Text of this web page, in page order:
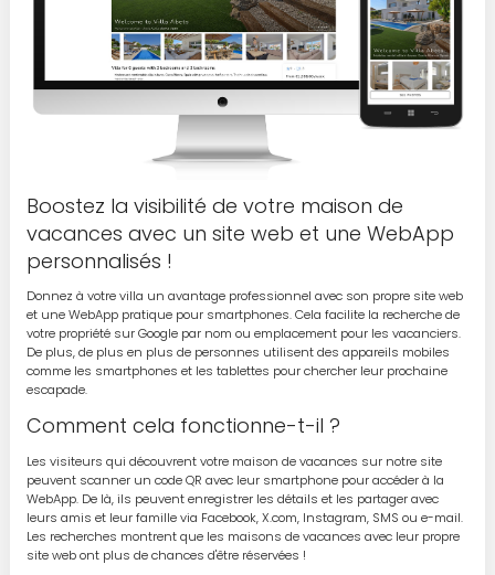
Boostez la visibilité de votre maison de
vacances avec un site web et une WebApp
personnalisés !
Donnez à votre villa un avantage professionnel avec son propre site web
et une WebApp pratique pour smartphones. Cela facilite la recherche de
votre propriété sur Google par nom ou emplacement pour les vacanciers.
De plus, de plus en plus de personnes utilisent des appareils mobiles
comme les smartphones et les tablettes pour chercher leur prochaine
escapade.
Comment cela fonctionne-t-il ?
Les visiteurs qui découvrent votre maison de vacances sur notre site
peuvent scanner un code QR avec leur smartphone pour accéder à la
WebApp. De là, ils peuvent enregistrer les détails et les partager avec
leurs amis et leur famille via Facebook, X.com, Instagram, SMS ou e-mail.
Les recherches montrent que les maisons de vacances avec leur propre
site web ont plus de chances d'être réservées !